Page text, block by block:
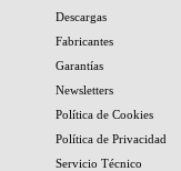
Descargas
Fabricantes
Garantías
Newsletters
Política de Cookies
Política de Privacidad
Servicio Técnico